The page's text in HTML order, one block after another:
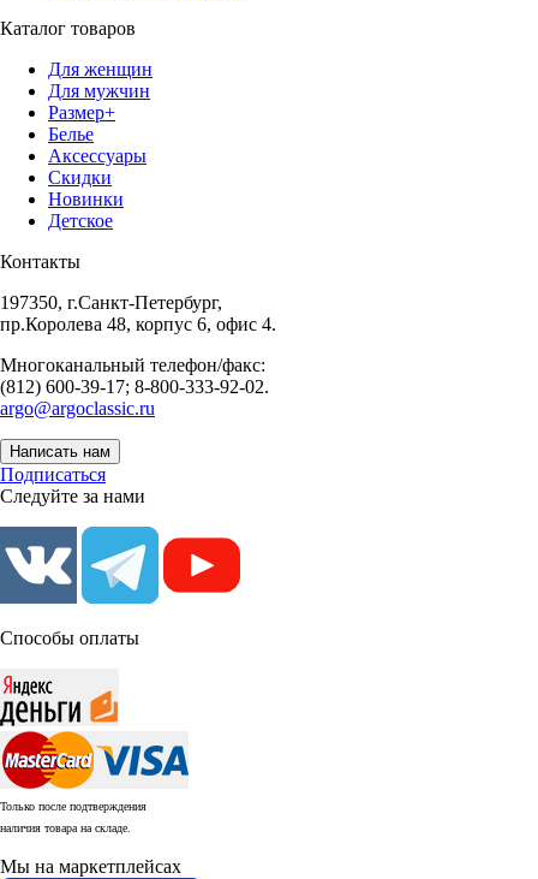
Каталог товаров
Для женщин
Для мужчин
Размер+
Белье
Аксессуары
Скидки
Новинки
Детское
Контакты
197350, г.Санкт-Петербург,
пр.Королева 48, корпус 6, офис 4.
Многоканальный телефон/факс:
(812) 600-39-17; 8-800-333-92-02.
argo@argoclassic.ru
Написать нам
Подписаться
Следуйте за нами
Способы оплаты
Только после подтверждения
наличия товара на складе.
Мы на маркетплейсах